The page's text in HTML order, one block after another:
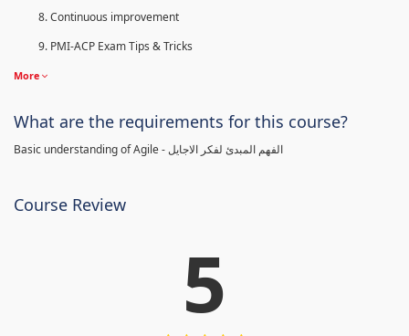
Continuous improvement
PMI-ACP Exam Tips & Tricks
More
What are the requirements for this course?
Basic understanding of Agile - الفهم المبدئ لفكر الاجايل
Course Review
5